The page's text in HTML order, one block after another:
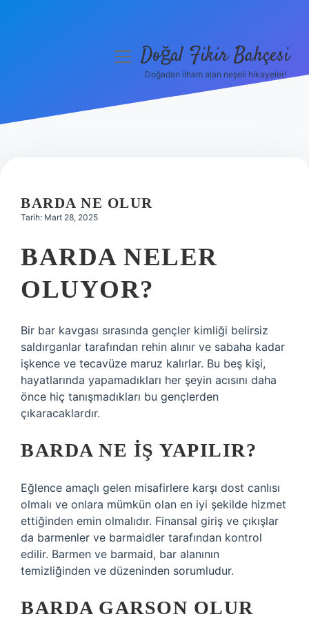
Hakkımızda
menüyüDoğal Fikir Bahçesi
Doğadan ilham alan neşeli hikayeler!
BARDA NE OLUR
Tarih: Mart 28, 2025
BARDA NELER
OLUYOR?
Bir bar kavgası sırasında gençler kimliği belirsiz
saldırganlar tarafından rehin alınır ve sabaha kadar
işkence ve tecavüze maruz kalırlar. Bu beş kişi,
hayatlarında yapamadıkları her şeyin acısını daha
önce hiç tanışmadıkları bu gençlerden
çıkaracaklardır.
BARDA NE IŞ YAPILIR?
Eğlence amaçlı gelen misafirlere karşı dost canlısı
olmalı ve onlara mümkün olan en iyi şekilde hizmet
ettiğinden emin olmalıdır. Finansal giriş ve çıkışlar
da barmenler ve barmaidler tarafından kontrol
edilir. Barmen ve barmaid, bar alanının
temizliğinden ve düzeninden sorumludur.
BARDA GARSON OLUR